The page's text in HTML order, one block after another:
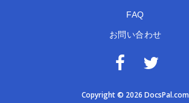
FAQ
お問い合わせ
Copyright © 2026 DocsPal.com